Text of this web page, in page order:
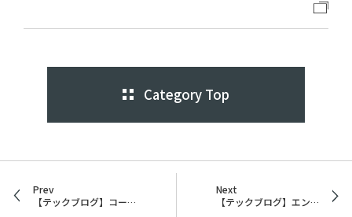
Category Top
Prev
【テックブログ】コードファーストでOpenAPIを爆速で定義できるFastAPIを使おう！
Next
【テックブログ】エンジニアブログをはじめました。